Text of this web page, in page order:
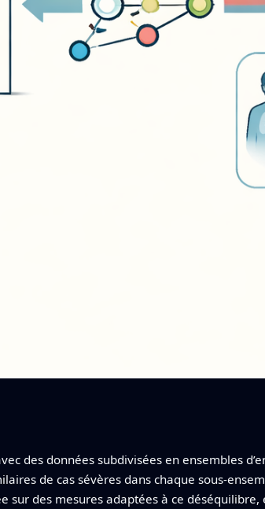
des données subdivisées en ensembles
de cas sévères dans chaque
sur des mesures adaptées à ce